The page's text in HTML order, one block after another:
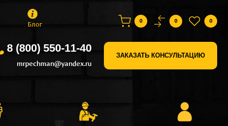
Блог 0 0 0
8 (800) 550-11-40
mrpechman@yandex.ru
ЗАКАЗАТЬ КОНСУЛЬТАЦИЮ